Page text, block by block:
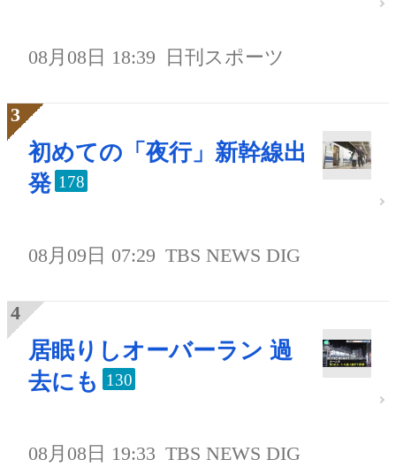
08月08日 18:39 日刊スポーツ
初めての「夜行」新幹線出
発 178
08月09日 07:29 TBS NEWS DIG
居眠りしオーバーラン 過
去にも
130
08月08日 19:33 TBS NEWS DIG